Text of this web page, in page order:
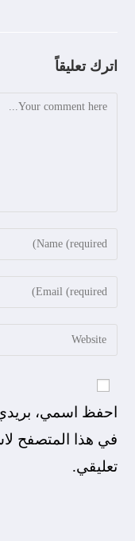
اترك تعليقاً
احفظ اسمي، بريدي
في هذا المتصفح
تعليقي.